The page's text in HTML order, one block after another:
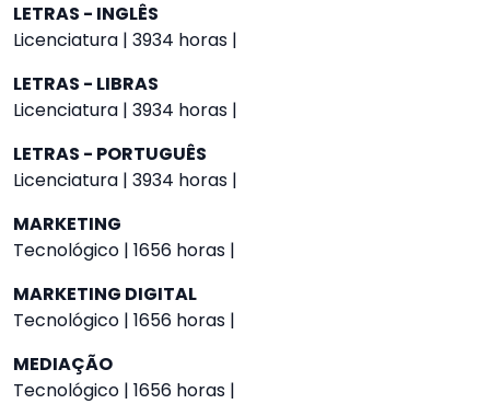
LETRAS - INGLÊS
Licenciatura | 3934 horas |
LETRAS - LIBRAS
Licenciatura | 3934 horas |
LETRAS - PORTUGUÊS
Licenciatura | 3934 horas |
MARKETING
Tecnológico | 1656 horas |
MARKETING DIGITAL
Tecnológico | 1656 horas |
MEDIAÇÃO
Tecnológico | 1656 horas |